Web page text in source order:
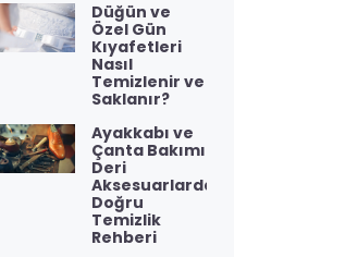
Düğün ve
Özel Gün
Kıyafetleri
Nasıl
Temizlenir ve
Saklanır?
Ayakkabı ve
Çanta Bakımı:
Deri
Aksesuarlarda
Doğru
Temizlik
Rehberi